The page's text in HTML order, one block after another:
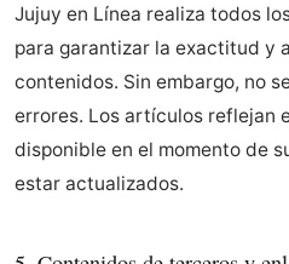
Jujuy en Línea realiza todos
para garantizar la exactitud y
contenidos. Sin embargo, no
errores. Los artículos reflejan
disponible en el momento de
estar actualizados.